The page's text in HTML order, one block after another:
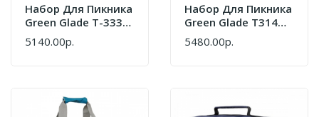
Набор Для Пикника
Green Glade T-3338
(10736)
5140.00р.
Набор Для Пикника
Green Glade T3141
12 Л / 32 Предмета
5480.00р.